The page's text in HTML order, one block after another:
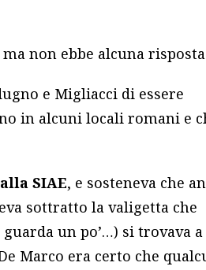
non ebbe alcuna
e Migliacci di essere
in alcuni locali romani e
SIAE, e sosteneva che
sottratto la valigetta che
un po’…) si trovava a
Marco era certo che